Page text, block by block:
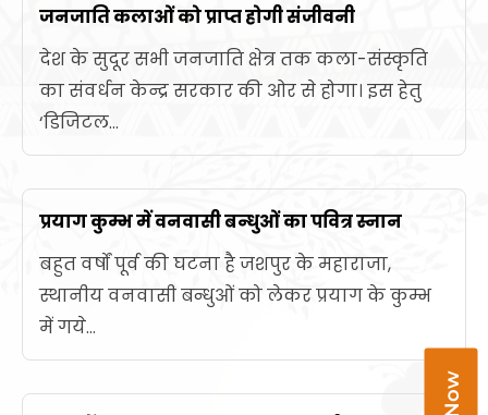
जनजाति कलाओं को प्राप्त होगी संजीवनी
देश के सुदूर सभी जनजाति क्षेत्र तक कला-संस्कृति
का संवर्धन केन्द्र सरकार की ओर से होगा। इस हेतु
‘डिजिटल...
प्रयाग कुम्भ में वनवासी बन्धुओं का पवित्र स्नान
बहुत वर्षों पूर्व की घटना है जशपुर के महाराजा,
स्थानीय वनवासी बन्धुओं को लेकर प्रयाग के कुम्भ
में गये...